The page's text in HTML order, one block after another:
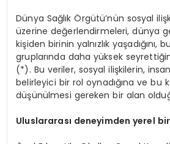
Dünya Sağlık Örgütü’nün sosyal
üzerine değerlendirmeleri, dünya
kişiden birinin yalnızlık yaşadığını,
gruplarında daha yüksek
(*). Bu veriler, sosyal ilişkilerin,
belirleyici bir rol oynadığına ve bu
düşünülmesi gereken bir alan
Uluslararası deneyimden yerel